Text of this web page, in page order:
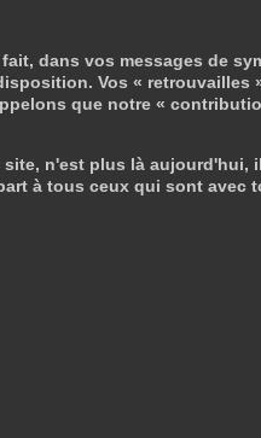
dans vos messages de
Vos «
que notre «
n'est plus là
à tous ceux qui sont